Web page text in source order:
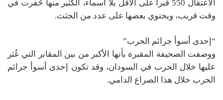
الاعتقال 550 قبرا على الأقل بلا أسماء، الكثير منها حُفرت في
وقت قريب، ويحتوي بعضها على عدد من الجثث.
“إحدى أسوأ جرائم الحرب”
ووصفت الصحيفة المقبرة بأنها الأكبر من بين المقابر التي عُثر
عليها خلال الحرب في السودان، وقد تكون إحدى أسوأ جرائم
الحرب خلال هذا الصراع الدامي.